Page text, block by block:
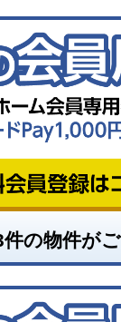
件の物件が